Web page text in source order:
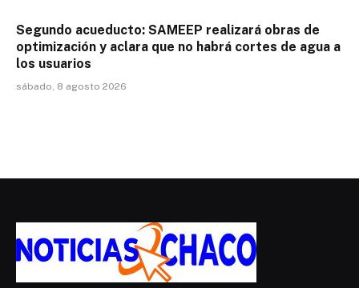
Segundo acueducto: SAMEEP realizará obras de
optimización y aclara que no habrá cortes de agua a
los usuarios
sábado, 8 agosto 2026